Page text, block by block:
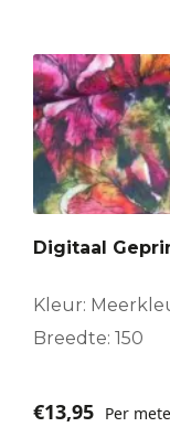
Digitaal
Kleur:
Breedte: 150
€13,95 Per